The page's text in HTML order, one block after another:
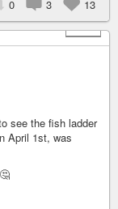
0 3
13
+ 13
see the fish ladder
April 1st, was